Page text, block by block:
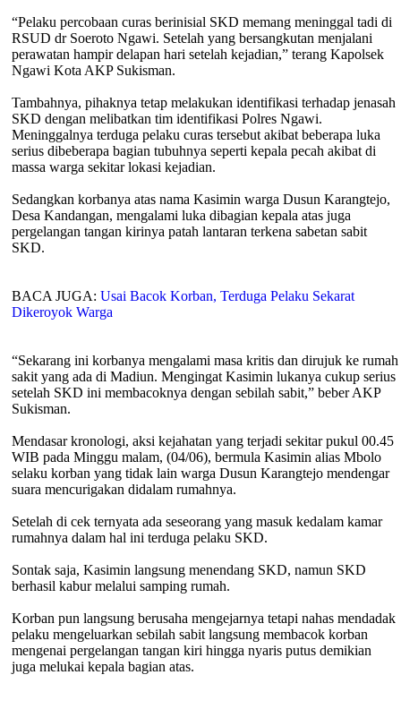
“Pelaku percobaan curas berinisial SKD memang meninggal tadi di
RSUD dr Soeroto Ngawi. Setelah yang bersangkutan menjalani
perawatan hampir delapan hari setelah kejadian,” terang Kapolsek
Ngawi Kota AKP Sukisman.
Tambahnya, pihaknya tetap melakukan identifikasi terhadap jenasah
SKD dengan melibatkan tim identifikasi Polres Ngawi.
Meninggalnya terduga pelaku curas tersebut akibat beberapa luka
serius dibeberapa bagian tubuhnya seperti kepala pecah akibat di
massa warga sekitar lokasi kejadian.
Sedangkan korbanya atas nama Kasimin warga Dusun Karangtejo,
Desa Kandangan, mengalami luka dibagian kepala atas juga
pergelangan tangan kirinya patah lantaran terkena sabetan sabit
SKD.
BACA JUGA: Usai Bacok Korban, Terduga Pelaku Sekarat
Dikeroyok Warga
“Sekarang ini korbanya mengalami masa kritis dan dirujuk ke rumah
sakit yang ada di Madiun. Mengingat Kasimin lukanya cukup serius
setelah SKD ini membacoknya dengan sebilah sabit,” beber AKP
Sukisman.
Mendasar kronologi, aksi kejahatan yang terjadi sekitar pukul 00.45
WIB pada Minggu malam, (04/06), bermula Kasimin alias Mbolo
selaku korban yang tidak lain warga Dusun Karangtejo mendengar
suara mencurigakan didalam rumahnya.
Setelah di cek ternyata ada seseorang yang masuk kedalam kamar
rumahnya dalam hal ini terduga pelaku SKD.
Sontak saja, Kasimin langsung menendang SKD, namun SKD
berhasil kabur melalui samping rumah.
Korban pun langsung berusaha mengejarnya tetapi nahas mendadak
pelaku mengeluarkan sebilah sabit langsung membacok korban
mengenai pergelangan tangan kiri hingga nyaris putus demikian
juga melukai kepala bagian atas.